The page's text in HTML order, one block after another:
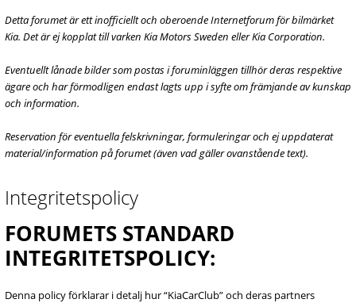
Detta forumet är ett inofficiellt och oberoende Internetforum för bilmärket
Kia. Det är ej kopplat till varken Kia Motors Sweden eller Kia Corporation.
Eventuellt lånade bilder som postas i foruminläggen tillhör deras respektive
ägare och har förmodligen endast lagts upp i syfte om främjande av kunskap
och information.
Reservation för eventuella felskrivningar, formuleringar och ej uppdaterat
material/information på forumet (även vad gäller ovanstående text).
Integritetspolicy
FORUMETS STANDARD
INTEGRITETSPOLICY:
Denna policy förklarar i detalj hur “KiaCarClub” och deras partners